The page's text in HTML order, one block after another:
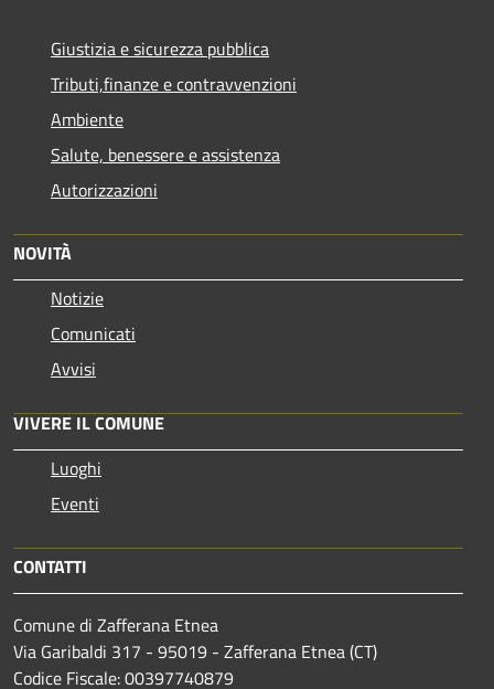
Giustizia e sicurezza pubblica
Tributi,finanze e contravvenzioni
Ambiente
Salute, benessere e assistenza
Autorizzazioni
NOVITÀ
Notizie
Comunicati
Avvisi
VIVERE IL COMUNE
Luoghi
Eventi
CONTATTI
Comune di Zafferana Etnea
Via Garibaldi 317 - 95019 - Zafferana Etnea (CT)
Codice Fiscale: 00397740879